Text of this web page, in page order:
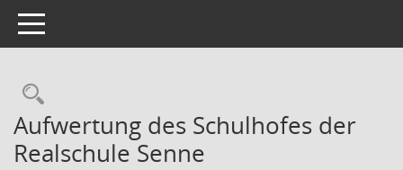
Toggle navigation
Rechercheauswahl
Aufwertung des Schulhofes der
Realschule Senne